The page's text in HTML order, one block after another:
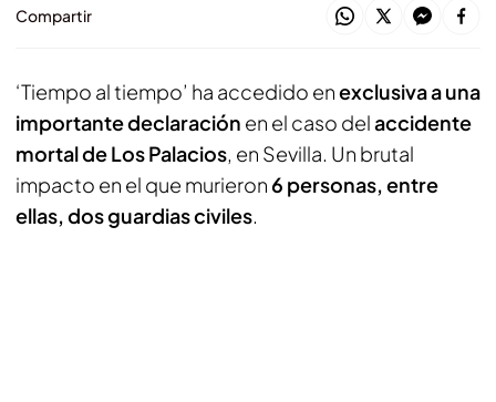
Compartir
‘Tiempo al tiempo’ ha accedido enexclusiva a una
importante declaración en el caso delaccidente
mortal de Los Palacios, en Sevilla. Un brutal
impacto en el que murieron 6 personas, entre
ellas, dos guardias civiles.